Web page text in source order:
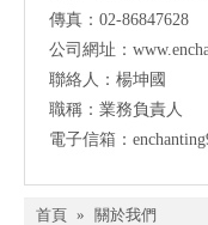
傳真：02-86847628
公司網址：
聯絡人：楊坤國
職稱：業務負責人
電子信箱：
首頁 » 關於我們